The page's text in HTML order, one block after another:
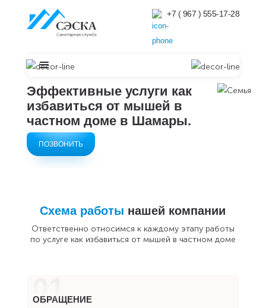
+7 ( 967 ) 555-17-28
Эффективные услуги как
избавиться от мышей в
частном доме в Шамары.
ПОЗВОНИТЬ
Схема работы нашей компании
Ответственно относимся к каждому этапу работы
по услуге как избавиться от мышей в частном доме
01
ОБРАЩЕНИЕ